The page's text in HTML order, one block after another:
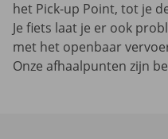
het Pick-up Point, tot je
Je fiets laat je er ook
met het openbaar
Onze afhaalpunten zijn